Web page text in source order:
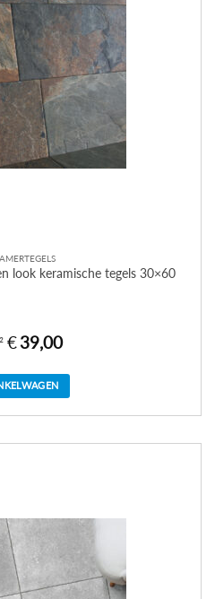
look keramische tegels 30×60
€39,00